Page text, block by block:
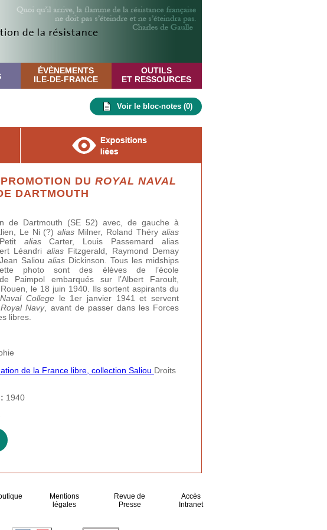
ÉVÈNEMENTS
ILE-DE-FRANCE
OUTILS
ET RESSOURCES
Voir le bloc-notes (0)
DU ROYAL NAVAL
DARTMOUTH
de Dartmouth (SE 52) avec, de gauche à
Le Ni (?)alias Milner, Roland Théryalias
aliasCarter, Louis Passemard alias
Léandri aliasFitzgerald, Raymond Demay
Saliou alias Dickinson. Tous les midships
photo sont des élèves de l’école
Paimpol embarqués sur l’Albert Faroult,
le 18 juin 1940. Ils sortent aspirants du
College le 1er janvier 1941 et servent
Royal Navy, avant de passer dans les Forces
libres.
de la France libre, collection Saliou Droits
1940
Mentions
légales
Revue de
Presse
Accès
Intranet